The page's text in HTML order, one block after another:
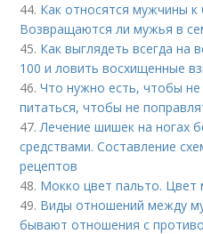
44. Как относятся мужчины
Возвращаются ли мужья в
45. Как выглядеть всегда на
100 и ловить восхищенные
46.Что нужно есть, чтобы не
питаться, чтобы не
47.Лечение шишек на ногах
средствами. Составление
рецептов
48. Мокко цвет пальто. Цвет
49. Виды отношений между
бывают отношения с